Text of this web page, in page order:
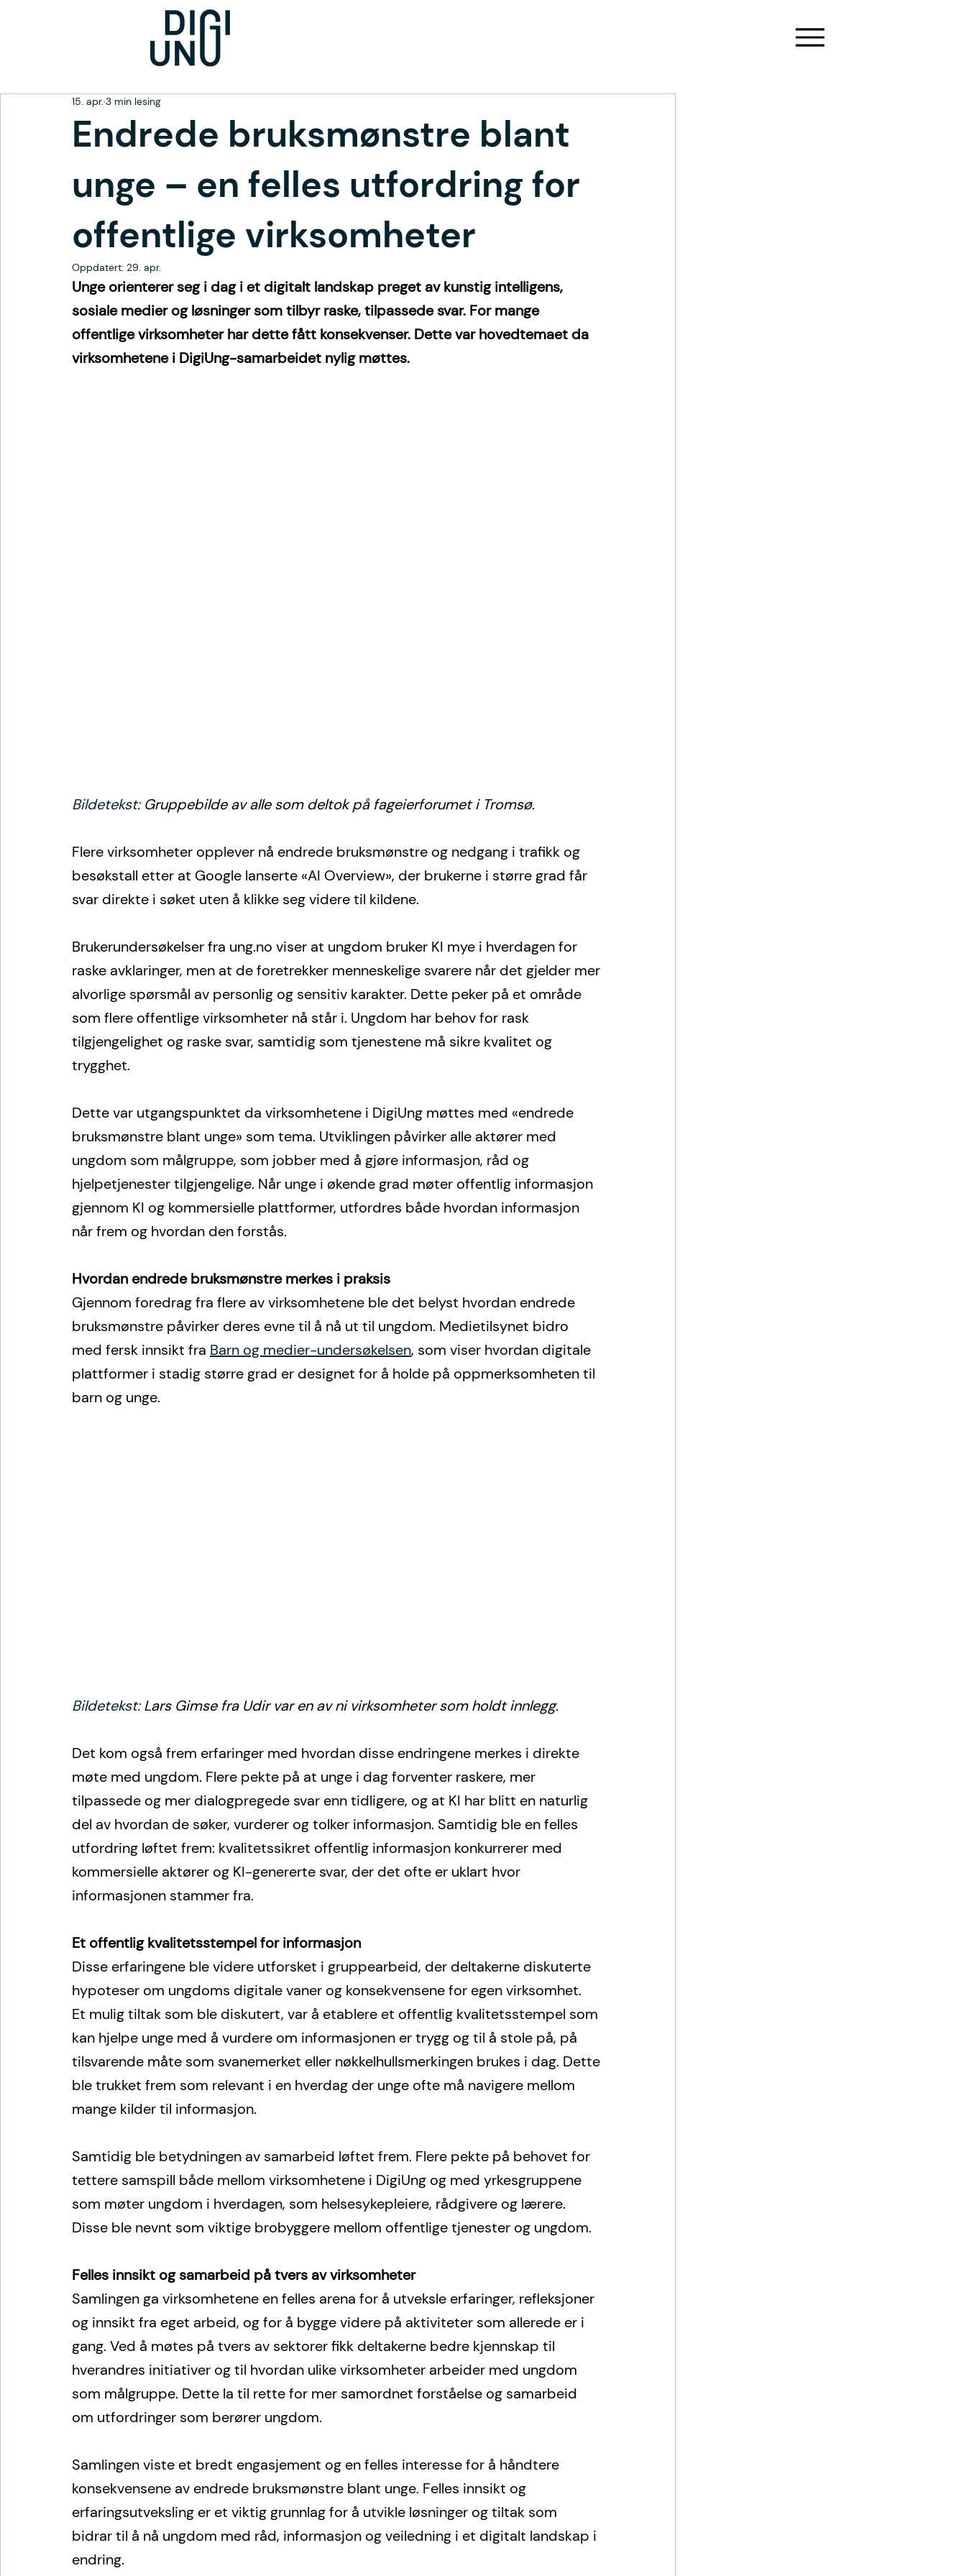
Endrede bruksmønstre blant
unge – en felles utfordring for
offentlige virksomheter
15. apr. 3 min lesing
Oppdatert: 29. apr.
Unge orienterer seg i dag i et digitalt landskap preget av kunstig intelligens,
sosiale medier og løsninger som tilbyr raske, tilpassede svar. For mange
offentlige virksomheter har dette fått konsekvenser. Dette var hovedtemaet da
virksomhetene i DigiUng-samarbeidet nylig møttes.
Bildetekst: Gruppebilde av alle som deltok på fageierforumet i Tromsø.
Flere virksomheter opplever nå endrede bruksmønstre og nedgang i trafikk og
besøkstall etter at Google lanserte «AI Overview», der brukerne i større grad får
svar direkte i søket uten å klikke seg videre til kildene.
Brukerundersøkelser fra ung.no viser at ungdom bruker KI mye i hverdagen for
raske avklaringer, men at de foretrekker menneskelige svarere når det gjelder mer
alvorlige spørsmål av personlig og sensitiv karakter. Dette peker på et område
som flere offentlige virksomheter nå står i. Ungdom har behov for rask
tilgjengelighet og raske svar, samtidig som tjenestene må sikre kvalitet og
trygghet.
Dette var utgangspunktet da virksomhetene i DigiUng møttes med «endrede
bruksmønstre blant unge» som tema. Utviklingen påvirker alle aktører med
ungdom som målgruppe, som jobber med å gjøre informasjon, råd og
hjelpetjenester tilgjengelige. Når unge i økende grad møter offentlig informasjon
gjennom KI og kommersielle plattformer, utfordres både hvordan informasjon
når frem og hvordan den forstås.
Hvordan endrede bruksmønstre merkes i praksis
Gjennom foredrag fra flere av virksomhetene ble det belyst hvordan endrede
bruksmønstre påvirker deres evne til å nå ut til ungdom. Medietilsynet bidro
med fersk innsikt fra Barn og medier-undersøkelsen, som viser hvordan digitale
plattformer i stadig større grad er designet for å holde på oppmerksomheten til
barn og unge.
Bildetekst: Lars Gimse fra Udir var en av ni virksomheter som holdt innlegg.
Det kom også frem erfaringer med hvordan disse endringene merkes i direkte
møte med ungdom. Flere pekte på at unge i dag forventer raskere, mer
tilpassede og mer dialogpregede svar enn tidligere, og at KI har blitt en naturlig
del av hvordan de søker, vurderer og tolker informasjon. Samtidig ble en felles
utfordring løftet frem: kvalitetssikret offentlig informasjon konkurrerer med
kommersielle aktører og KI-genererte svar, der det ofte er uklart hvor
informasjonen stammer fra.
Et offentlig kvalitetsstempel for informasjon
Disse erfaringene ble videre utforsket i gruppearbeid, der deltakerne diskuterte
hypoteser om ungdoms digitale vaner og konsekvensene for egen virksomhet.
Et mulig tiltak som ble diskutert, var å etablere et offentlig kvalitetsstempel som
kan hjelpe unge med å vurdere om informasjonen er trygg og til å stole på, på
tilsvarende måte som svanemerket eller nøkkelhullsmerkingen brukes i dag. Dette
ble trukket frem som relevant i en hverdag der unge ofte må navigere mellom
mange kilder til informasjon.
Samtidig ble betydningen av samarbeid løftet frem. Flere pekte på behovet for
tettere samspill både mellom virksomhetene i DigiUng og med yrkesgruppene
som møter ungdom i hverdagen, som helsesykepleiere, rådgivere og lærere.
Disse ble nevnt som viktige brobyggere mellom offentlige tjenester og ungdom.
Felles innsikt og samarbeid på tvers av virksomheter
Samlingen ga virksomhetene en felles arena for å utveksle erfaringer, refleksjoner
og innsikt fra eget arbeid, og for å bygge videre på aktiviteter som allerede er i
gang. Ved å møtes på tvers av sektorer fikk deltakerne bedre kjennskap til
hverandres initiativer og til hvordan ulike virksomheter arbeider med ungdom
som målgruppe. Dette la til rette for mer samordnet forståelse og samarbeid
om utfordringer som berører ungdom.
Samlingen viste et bredt engasjement og en felles interesse for å håndtere
konsekvensene av endrede bruksmønstre blant unge. Felles innsikt og
erfaringsutveksling er et viktig grunnlag for å utvikle løsninger og tiltak som
bidrar til å nå ungdom med råd, informasjon og veiledning i et digitalt landskap i
endring.